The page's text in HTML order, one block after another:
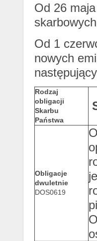
Od 26
Od 1
nowych
Rodzaj
obligacji
Skarbu
Państwa
Obligacje
dwuletnie
DOS0619